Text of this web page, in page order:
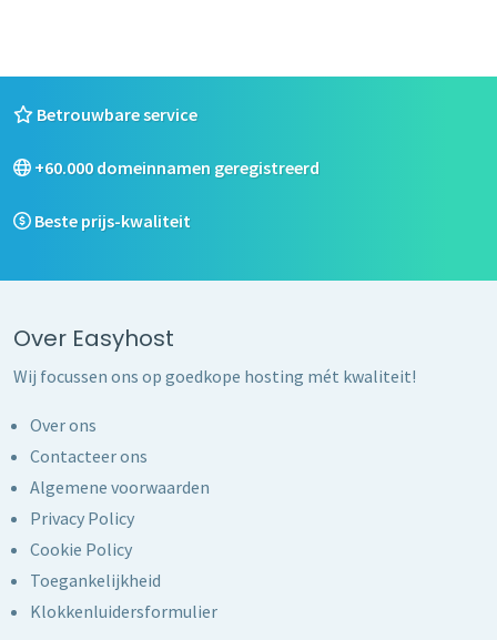
Betrouwbare service
+60.000 domeinnamen geregistreerd
Beste prijs-kwaliteit
Over Easyhost
Wij focussen ons op goedkope hosting mét kwaliteit!
Over ons
Contacteer ons
Algemene voorwaarden
Privacy Policy
Cookie Policy
Toegankelijkheid
Klokkenluidersformulier